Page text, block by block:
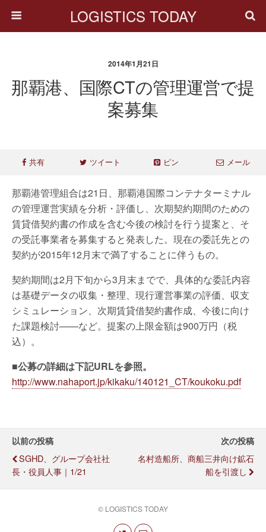
LOGISTICS TODAY
2014年1月21日
那覇港、国際CTの管理運営で提
案募集
共有 ツイート ピン メール
那覇港管理組合は21日、那覇港国際コンテナターミナル
の管理運営実績を分析・評価し、次期契約期間のための
賃貸借契約書の作成を含む今後の検討を行う提案と、そ
の受託事業者を募集すると発表した。現在の委託先との
契約が2015年12月末で満了することに伴うもの。
契約期間は2月下旬から3月末までで、具体的な委託内容
は基礎データの収集・整理、現行運営事業の評価、収支
シミュレーション、次期賃貸借契約書作成、今後に向け
た課題検討——など。提案の上限金額は900万円（税
込）。
■公募の詳細は下記URLを参照。
http://www.nahaport.jp/kikaku/140121_CT/koukoku.pdf
以前の投稿
SGHD、グループ会社社
長・役員人事｜1/21
次の投稿
名村造船所、商船三井向け鉱石
船を引渡し
© LOGISTICS TODAY